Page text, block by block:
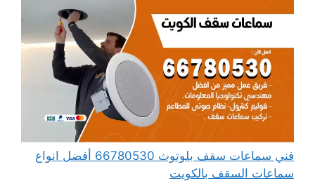
فني سماعات سقف بلوتوث 66780530 أفضل انواع
سماعات السقف بالكويت